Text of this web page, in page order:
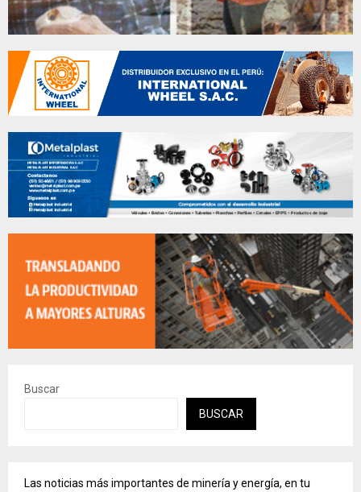
Buscar
BUSCAR
Las noticias más importantes de minería y energía, en tu